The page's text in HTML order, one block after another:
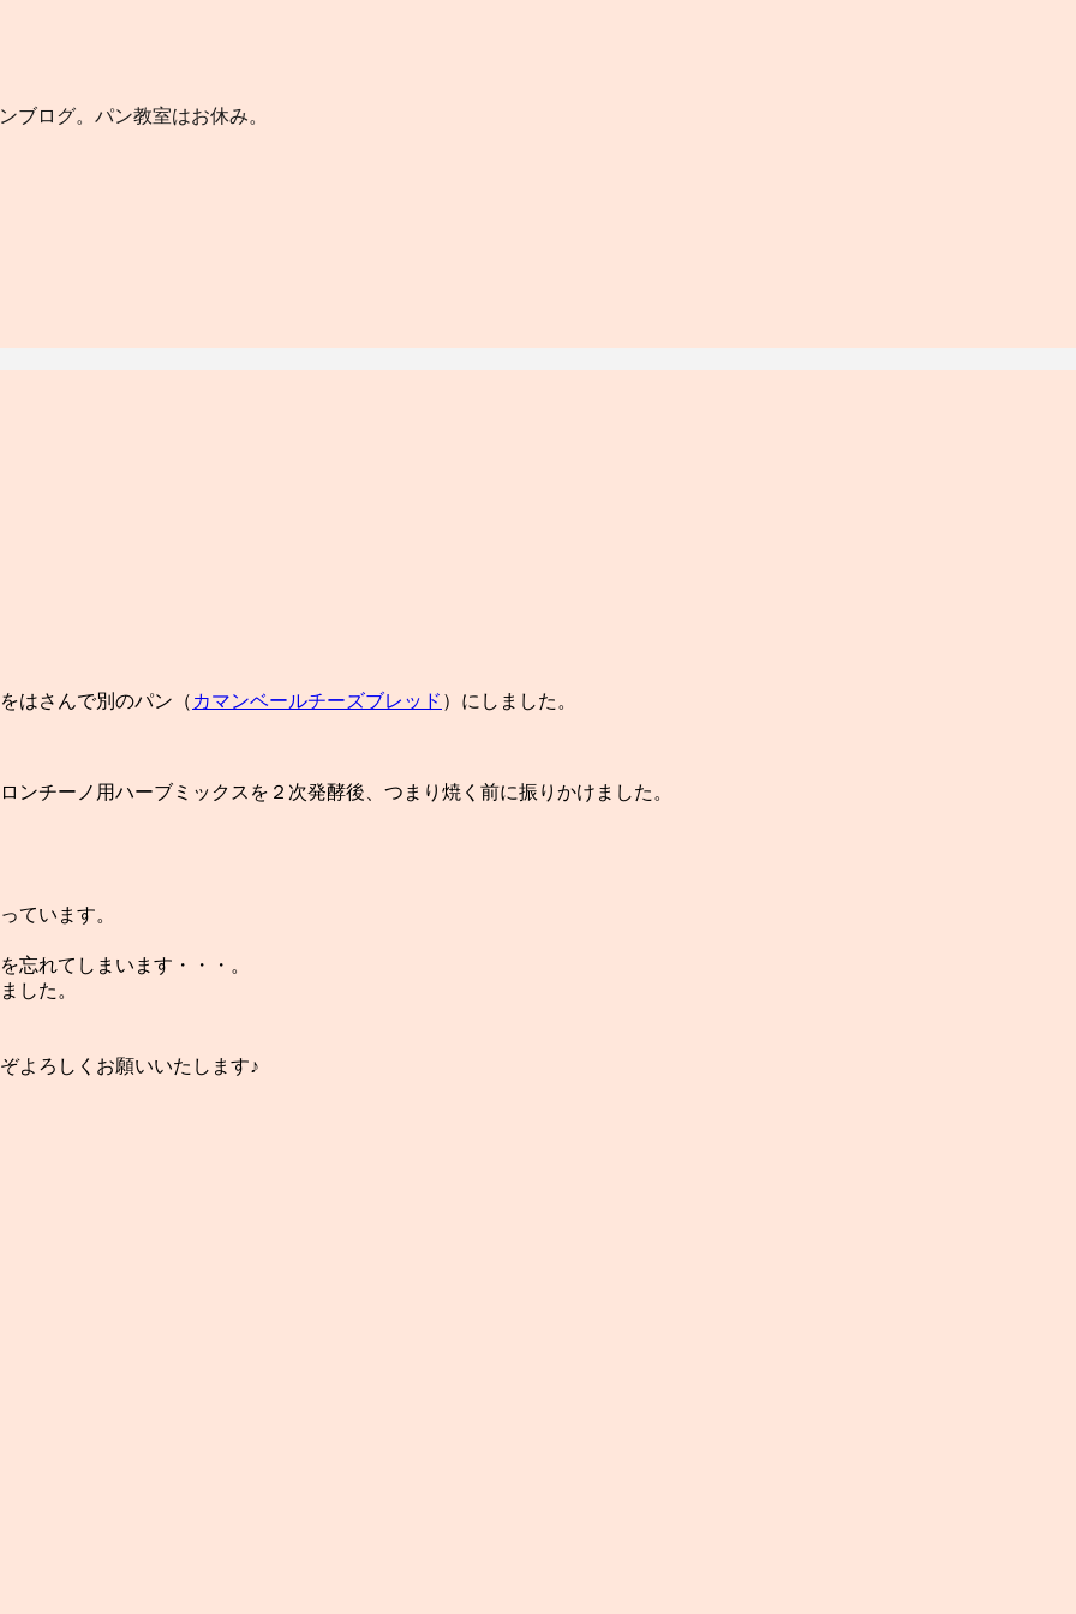
ブログ。パン教室はお休み。
はさんで別のパン（ カマンベールチーズブレッド ）にしました。
チーノ用ハーブミックスを２次発酵後、つまり焼く前に振りかけました。
ています。
忘れてしまいます・・・。
した。
よろしくお願いいたします♪